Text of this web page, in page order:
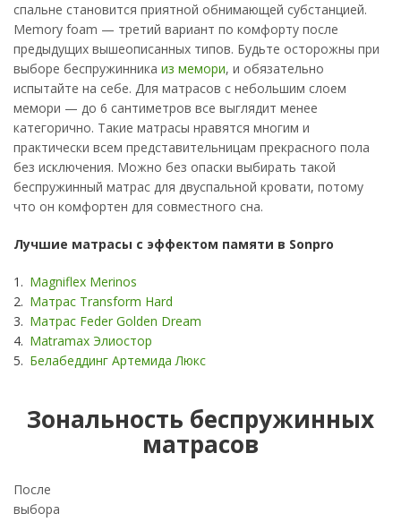
спальне становится приятной обнимающей субстанцией.
Memory foam — третий вариант по комфорту после
предыдущих вышеописанных типов. Будьте осторожны при
выборе беспружинника из мемори, и обязательно
испытайте на себе. Для матрасов с небольшим слоем
мемори — до 6 сантиметров все выглядит менее
категорично. Такие матрасы нравятся многим и
практически всем представительницам прекрасного пола
без исключения. Можно без опаски выбирать такой
беспружинный матрас для двуспальной кровати, потому
что он комфортен для совместного сна.
Лучшие матрасы с эффектом памяти в Sonpro
Magniflex Merinos
Матрас Transform Hard
Матрас Feder Golden Dream
Matramax Элиостор
Белабеддинг Артемида Люкс
Зональность беспружинных
матрасов
После
выбора